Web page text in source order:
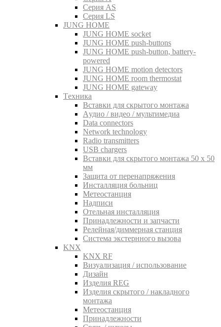
Серия AS
Серия LS
JUNG HOME
JUNG HOME socket
JUNG HOME push-buttons
JUNG HOME push-button, battery-
powered
JUNG HOME motion detectors
JUNG HOME room thermostat
JUNG HOME gateway
Tехника
Вставки для скрытого монтажа
Aудио / видео / мультимедиа
Data connectors
Network technology
Radio transmitters
USB chargers
Вставки для скрытого монтажа 50 x 50
мм
Защита от перенапряжения
Инсталляция больниц
Метеостанция
Надписи
Отельная инсталляция
Принадлежности и запчасти
Релейная/диммерная станция
Система экстернного вызова
KNX
KNX RF
Визуализация / использование
Дизайн
Изделия REG
Изделия скрытого / накладного
монтажа
Метеостанция
Принадлежности